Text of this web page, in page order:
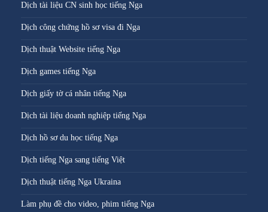
Dịch tài liệu CN sinh học tiếng Nga
Dịch công chứng hồ sơ visa đi Nga
Dịch thuật Website tiếng Nga
Dịch games tiếng Nga
Dịch giấy tờ cá nhân tiếng Nga
Dịch tài liệu doanh nghiệp tiếng Nga
Dịch hồ sơ du học tiếng Nga
Dịch tiếng Nga sang tiếng Việt
Dịch thuật tiếng Nga Ukraina
Làm phụ đề cho video, phim tiếng Nga